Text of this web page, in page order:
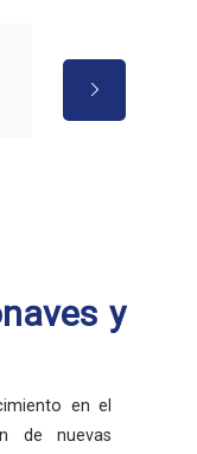
y
en el
de nuevas